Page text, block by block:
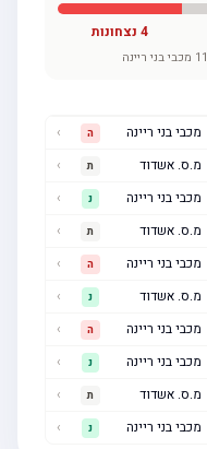
נצחונות
מכבי בני ריינה
מכבי בני ריינה
מ.ס. אשדוד
מכבי בני ריינה
מ.ס. אשדוד
מכבי בני ריינה
מ.ס. אשדוד
מכבי בני ריינה
מכבי בני ריינה
מ.ס. אשדוד
מכבי בני ריינה